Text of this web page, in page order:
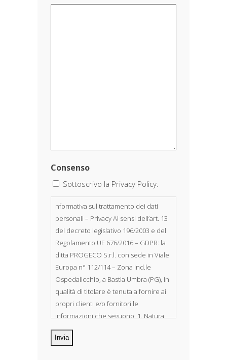
Consenso
Sottoscrivo la Privacy Policy.
nformativa sul trattamento dei dati
personali – Privacy Ai sensi dell’art. 13
del decreto legislativo 196/2003 e del
Regolamento UE 676/2016 – GDPR: la
ditta PROGECO S.r.l. con sede in Viale
Europa n° 112/114 – Zona Ind.le
Ospedalicchio, a Bastia Umbra (PG), in
qualità di titolare è tenuta a fornire ai
propri clienti e/o fornitori le
informazioni che seguono. 1. Natura
dei dati personali Costituiscono
oggetto di trattamento i Suoi dati